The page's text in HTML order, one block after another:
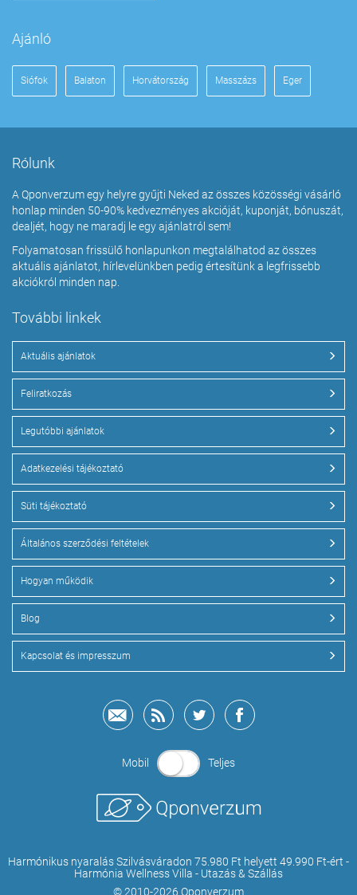
Ajánló
Siófok Balaton Horvátország Masszázs Eger
Rólunk
A Qponverzum egy helyre gyűjti Neked az összes közösségi vásárló
honlap minden 50-90% kedvezményes akcióját, kuponját, bónuszát,
dealjét, hogy ne maradj le egy ajánlatról sem!
Folyamatosan frissülő honlapunkon megtalálhatod az összes
aktuális ajánlatot, hírlevelünkben pedig értesítünk a legfrissebb
akciókról minden nap.
További linkek
Aktuális ajánlatok
Feliratkozás
Legutóbbi ajánlatok
Adatkezelési tájékoztató
Süti tájékoztató
Általános szerződési feltételek
Hogyan működik
Blog
Kapcsolat és impresszum
Mobil Teljes
Harmónikus nyaralás Szilvásváradon 75.980 Ft helyett 49.990 Ft-ért -
Harmónia Wellness Villa - Utazás & Szállás
© 2010-2026 Qponverzum